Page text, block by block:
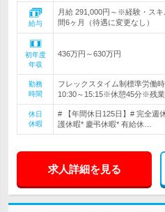
給与
月給 291,000円～※経験・ス
間6ヶ月（待遇に変更なし）
初年度
年収
436万円～630万円
勤務
時間
フレックスタイム制標準労働
10:30～15:15※休憩45分※残
休日
休暇
# 【年間休日125日】# 完全週
護休暇* 慶弔休暇* 有給休…
求人詳細を見る